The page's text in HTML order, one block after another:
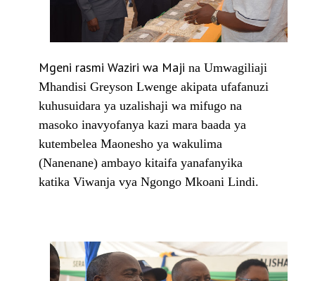
Mgeni rasmi Waziri wa Maji na Umwagiliaji
Mhandisi Greyson Lwenge akipata ufafanuzi
kuhusuidara ya uzalishaji wa mifugo na
masoko inavyofanya kazi mara baada ya
kutembelea Maonesho ya wakulima
(Nanenane) ambayo kitaifa yanafanyika
katika Viwanja vya Ngongo Mkoani Lindi.